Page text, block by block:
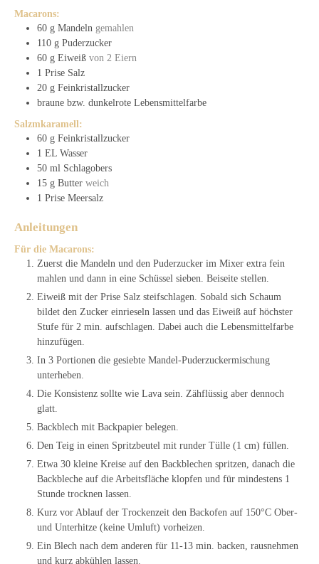
Macarons:
60 g Mandeln gemahlen
110 g Puderzucker
60 g Eiweiß von 2 Eiern
1 Prise Salz
20 g Feinkristallzucker
braune bzw. dunkelrote Lebensmittelfarbe
Salzmkaramell:
60 g Feinkristallzucker
1 EL Wasser
50 ml Schlagobers
15 g Butter weich
1 Prise Meersalz
Anleitungen
Für die Macarons:
Zuerst die Mandeln und den Puderzucker im Mixer extra fein
mahlen und dann in eine Schüssel sieben. Beiseite stellen.
Eiweiß mit der Prise Salz steifschlagen. Sobald sich Schaum
bildet den Zucker einrieseln lassen und das Eiweiß auf höchster
Stufe für 2 min. aufschlagen. Dabei auch die Lebensmittelfarbe
hinzufügen.
In 3 Portionen die gesiebte Mandel-Puderzuckermischung
unterheben.
Die Konsistenz sollte wie Lava sein. Zähflüssig aber dennoch
glatt.
Backblech mit Backpapier belegen.
Den Teig in einen Spritzbeutel mit runder Tülle (1 cm) füllen.
Etwa 30 kleine Kreise auf den Backblechen spritzen, danach die
Backbleche auf die Arbeitsfläche klopfen und für mindestens 1
Stunde trocknen lassen.
Kurz vor Ablauf der Trockenzeit den Backofen auf 150°C Ober-
und Unterhitze (keine Umluft) vorheizen.
Ein Blech nach dem anderen für 11-13 min. backen, rausnehmen
und kurz abkühlen lassen.